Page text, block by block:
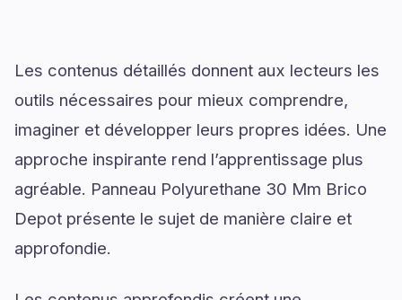
Les contenus détaillés donnent aux lecteurs les
outils nécessaires pour mieux comprendre,
imaginer et développer leurs propres idées. Une
approche inspirante rend l’apprentissage plus
agréable. Panneau Polyurethane 30 Mm Brico
Depot présente le sujet de manière claire et
approfondie.